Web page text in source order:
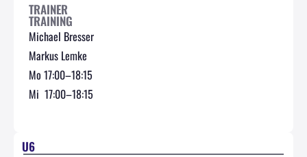
TRAINER
TRAINING
Michael Bresser
Markus Lemke
Mo 17:00–18:15
Mi 17:00–18:15
U6